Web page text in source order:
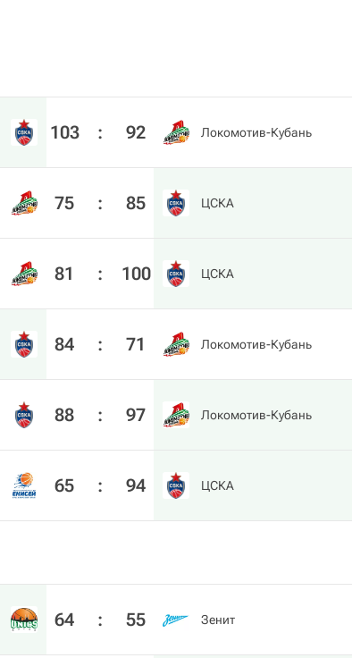
103 : 92 Локомотив-Кубань
75 : 85 ЦСКА
81 : 100 ЦСКА
84 : 71 Локомотив-Кубань
88 : 97 Локомотив-Кубань
65 : 94 ЦСКА
64 : 55 Зенит